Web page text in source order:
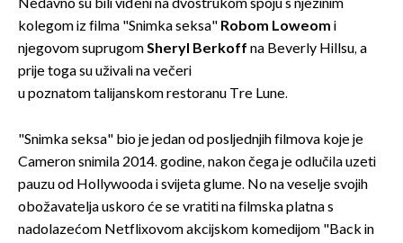
Nedavno su bili viđeni na dvostrukom spoju s njezinim
kolegom iz filma "Snimka seksa" Robom Loweom i
njegovom suprugomSheryl Berkoff na Beverly Hillsu, a
prije toga su uživali na večeri
u poznatom talijanskom restoranu Tre Lune.
"Snimka seksa" bio je jedan od posljednjih filmova koje je
Cameron snimila 2014. godine, nakon čega je odlučila uzeti
pauzu od Hollywooda i svijeta glume. No na veselje svojih
obožavatelja uskoro će se vratiti na filmska platna s
nadolazećom Netflixovom akcijskom komedijom "Back in